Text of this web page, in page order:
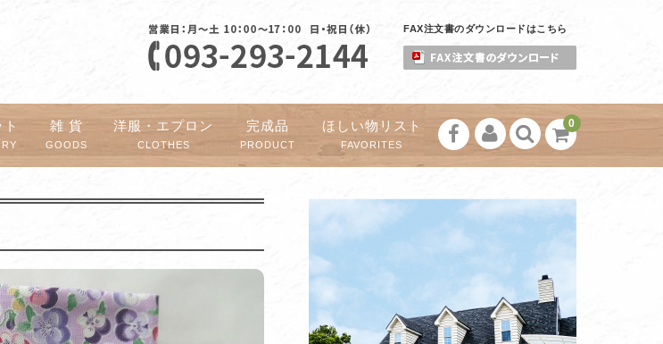
FAX注文書のダウンロードはこちら
0
雑 貨
GOODS
洋服・エプロン
CLOTHES
完成品
PRODUCT
ほしい物リスト
FAVORITES